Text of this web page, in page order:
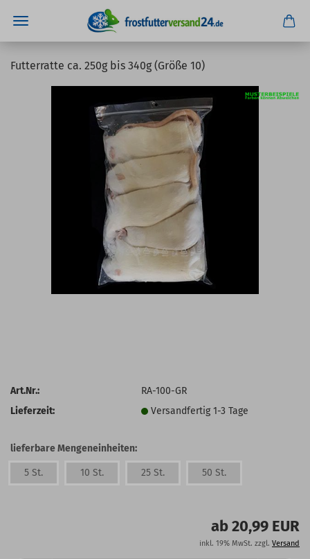
Futterratte ca. 250g bis 340g (Größe 10)
Art.Nr.:
RA-100-GR
Lieferzeit:
Versandfertig 1-3 Tage
lieferbare Mengeneinheiten:
5 St. 10 St. 25 St. 50 St.
ab 20,99 EUR
inkl. 19% MwSt. zzgl. Versand